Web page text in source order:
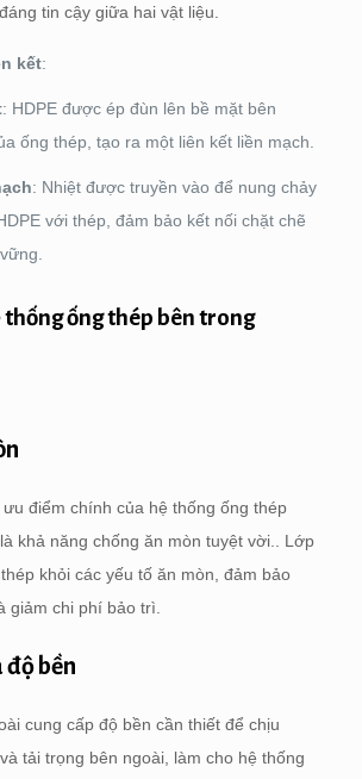
tin cậy giữa hai vật liệu.
kết:
: HDPE được ép đùn lên bề mặt bên
ống thép, tạo ra một liên kết liền mạch.
: Nhiệt được truyền vào để nung chảy
với thép, đảm bảo kết nối chặt chẽ
thống ống thép bên trong
điểm chính của hệ thống ống thép
khả năng chống ăn mòn tuyệt vời.. Lớp
khỏi các yếu tố ăn mòn, đảm bảo
giảm chi phí bảo trì.
độ bền
cung cấp độ bền cần thiết để chịu
tải trọng bên ngoài, làm cho hệ thống